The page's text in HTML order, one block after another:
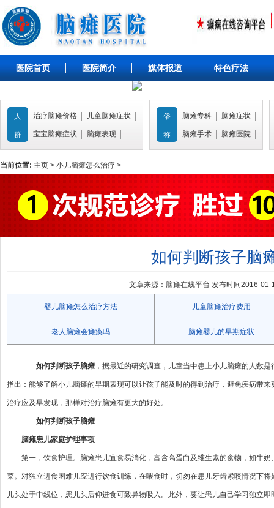
医院首页 医院简介 媒体报道 特色疗法
人
群
治疗脑瘫价格 儿童脑瘫症状
宝宝脑瘫症状 脑瘫表现
俗
称
脑瘫专科 脑瘫症状
脑瘫手术 脑瘫医院
当前位置: 主页 > 小儿脑瘫怎么治疗 >
如何判断孩子脑
文章来源：脑瘫在线平台 发布时间2016-01-
婴儿脑瘫怎么治疗方法 儿童脑瘫治疗费用
老人脑瘫会瘫痪吗 脑瘫婴儿的早期症状
如何判断孩子脑瘫 ，据最近的研究调查，儿童当中患上小儿脑瘫的人数
指出：能够了解小儿脑瘫的早期表现可以让孩子能及时的得到治疗，避免疾病带
治疗应及早发现，那样对治疗脑瘫有更大的好处。
如何判断孩子脑瘫
脑瘫患儿家庭护理事项
第一，饮食护理。脑瘫患儿宜食易消化，富含高蛋白及维生素的食物，如牛
菜。对独立进食困难儿应进行饮食训练，在喂食时，切勿在患儿牙齿紧咬情况下
儿头处于中线位，患儿头后仰进食可致异物吸入。此外，要让患儿自己学习独立